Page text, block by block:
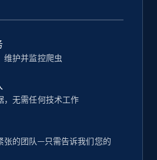
维护并监控爬虫
，无需任何技术工作
张的团队—只需告诉我们您的